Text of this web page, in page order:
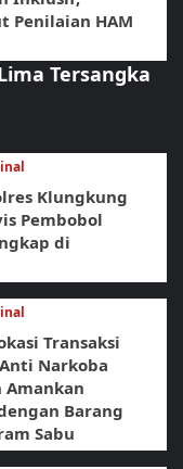
Penilaian HAM
Tersangka
Klungkung
Pembobol
di
Transaksi
Narkoba
Amankan
Barang
Sabu